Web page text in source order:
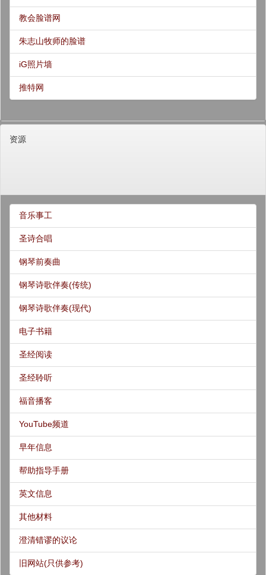
教会脸谱网
朱志山牧师的脸谱
iG照片墙
推特网
资源
音乐事工
圣诗合唱
钢琴前奏曲
钢琴诗歌伴奏(传统)
钢琴诗歌伴奏(现代)
电子书籍
圣经阅读
圣经聆听
福音播客
YouTube频道
早年信息
帮助指导手册
英文信息
其他材料
澄清错谬的议论
旧网站(只供参考)